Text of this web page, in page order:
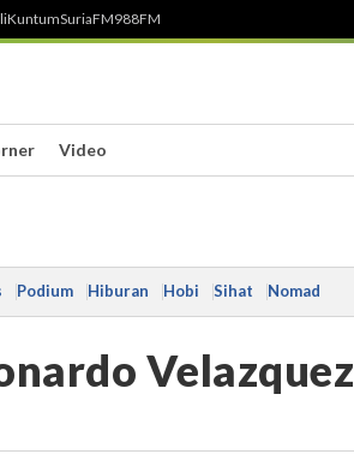
KuntumSuriaFM988FM
Video
Podium Hiburan Hobi Sihat Nomad
Velazquez